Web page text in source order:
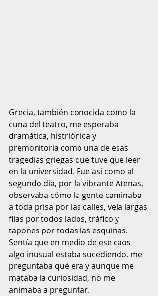
Grecia, también conocida como la
cuna del teatro, me esperaba
dramática, histriónica y
premonitoria como una de esas
tragedias griegas que tuve que leer
en la universidad. Fue así como al
segundo día, por la vibrante Atenas,
observaba cómo la gente caminaba
a toda prisa por las calles, veía largas
filas por todos lados, tráfico y
tapones por todas las esquinas.
Sentía que en medio de ese caos
algo inusual estaba sucediendo, me
preguntaba qué era y aunque me
mataba la curiosidad, no me
animaba a preguntar.